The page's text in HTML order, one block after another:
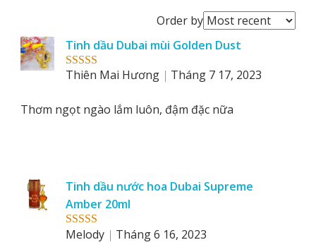
Order byOrder
by
Rated5 out
Tinh dầu Dubai mùi Golden Dust
Thiên Mai Hương
Tháng 7 17, 2023
Thơm ngọt ngào lắm luôn, đậm đặc nữa
Rated5out
Tinh dầu nước hoa Dubai Supreme
Amber 20ml
Melody
Tháng 6 16, 2023